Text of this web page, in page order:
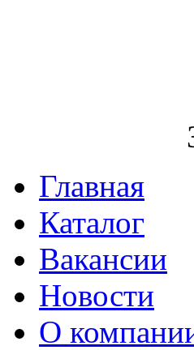
Главная
Каталог
Вакансии
Новости
О